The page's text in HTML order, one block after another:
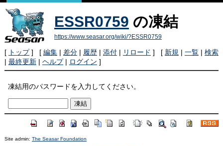
ESSR0759 の凍結
https://www.seasar.org/wiki/?ESSR0759
[ トップ] [ 編集| 差分| 履歴| 添付| リロード ] [ 新規 | 一覧| 検索
| 最終更新| ヘルプ| ログイン ]
凍結用のパスワードを入力してください。
Site admin: The Seasar Foundation